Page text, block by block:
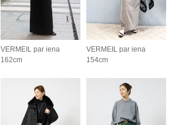
VERMEIL par iena
162cm
VERMEIL par iena
154cm